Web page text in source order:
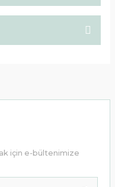
için e-bültenimize